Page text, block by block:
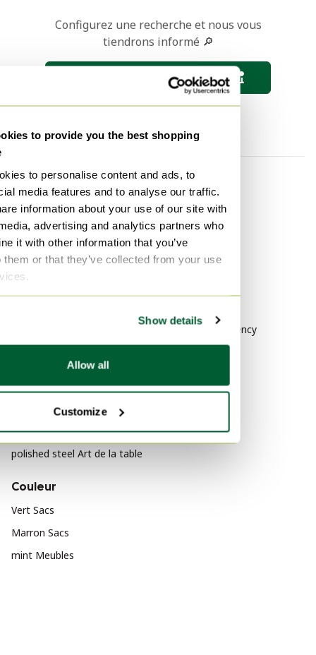
to provide you the best shopping
to personalise content and ads, to
media features and to analyse our traffic.
information about your use of our site with
advertising and analytics partners who
it with other information that you’ve
them or that they’ve collected from your use
Show details
Allow all
Customize
Configurez une recherche et nous vous
tiendrons informé 🔎
Sauvegarder la recherche
Catégorie
Diesel Luminaires
Diesel Suspensions
Marque
Leo Bub
FLEXA
Näve
Hollywood Regency
Matériau
Bronze Luminaires
Liège Objets d'art
polished steel Art de la table
Couleur
Vert Sacs
Marron Sacs
mint Meubles